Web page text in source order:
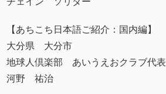
【あちこち日本語ご紹介：国内編】
大分県 大分市
地球人倶楽部 あいうえおクラブ代表
河野 祐治